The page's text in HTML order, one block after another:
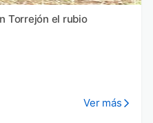
Torrejón el rubio
Ver más